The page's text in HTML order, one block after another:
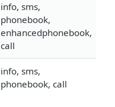
info, sms,
phonebook,
enhancedphonebook,
call
info, sms,
phonebook, call